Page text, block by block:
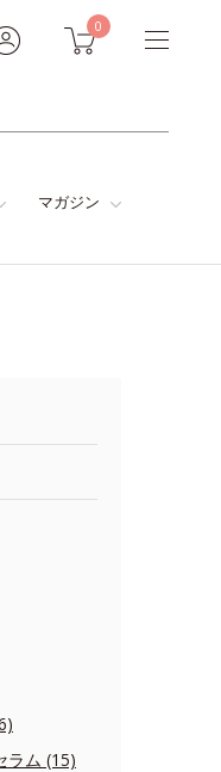
0
マガジン
ラム (15)